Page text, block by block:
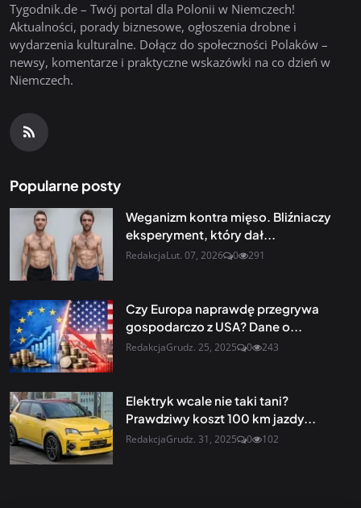
Tygodnik.de – Twój portal dla Polonii w Niemczech!
Aktualności, porady biznesowe, ogłoszenia drobne i
wydarzenia kulturalne. Dołącz do społeczności Polaków –
newsy, komentarze i praktyczne wskazówki na co dzień w
Niemczech.
Popularne posty
Weganizm kontra mięso. Bliźniaczy
eksperyment, który dał...
RedakcjaLut. 07, 2026 0 291
Czy Europa naprawdę przegrywa
gospodarczo z USA? Dane o...
RedakcjaGrudz. 25, 2025 0 243
Elektryk wcale nie taki tani?
Prawdziwy koszt 100 km jazdy...
RedakcjaGrudz. 31, 2025 0 102